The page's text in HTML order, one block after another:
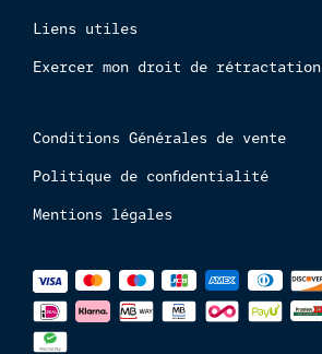
Liens utiles
Exercer mon droit de rétractation
Conditions Générales de vente
Politique de confidentialité
Mentions légales
Méthodes
de
paiements